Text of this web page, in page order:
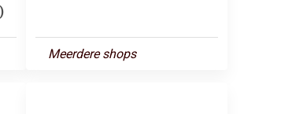
Meerdere shops